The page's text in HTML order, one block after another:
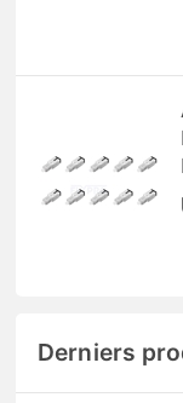
Derniers